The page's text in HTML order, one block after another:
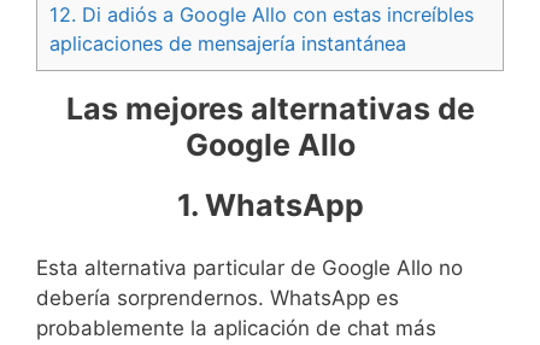
12. Di adiós a Google Allo con estas increíbles
aplicaciones de mensajería instantánea
Las mejores alternativas de
Google Allo
1. WhatsApp
Esta alternativa particular de Google Allo no
debería sorprendernos. WhatsApp es
probablemente la aplicación de chat más